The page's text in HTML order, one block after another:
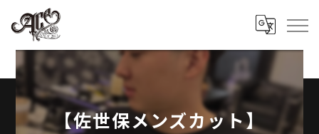
【佐世保メンズカット】